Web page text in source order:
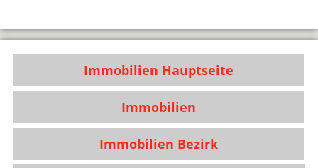
Immobilien Hauptseite
Immobilien
Immobilien Bezirk